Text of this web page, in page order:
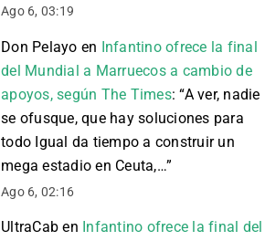
Ago 6, 03:19
Don Pelayo en Infantino ofrece la final
del Mundial a Marruecos a cambio de
apoyos, según The Times: “A ver, nadie
se ofusque, que hay soluciones para
todo Igual da tiempo a construir un
mega estadio en Ceuta,…”
Ago 6, 02:16
UltraCab en Infantino ofrece la final del